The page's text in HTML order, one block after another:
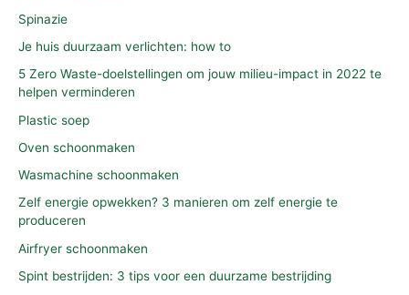
Spinazie
Je huis duurzaam verlichten: how to
5 Zero Waste-doelstellingen om jouw milieu-impact in 2022 te
helpen verminderen
Plastic soep
Oven schoonmaken
Wasmachine schoonmaken
Zelf energie opwekken? 3 manieren om zelf energie te
produceren
Airfryer schoonmaken
Spint bestrijden: 3 tips voor een duurzame bestrijding